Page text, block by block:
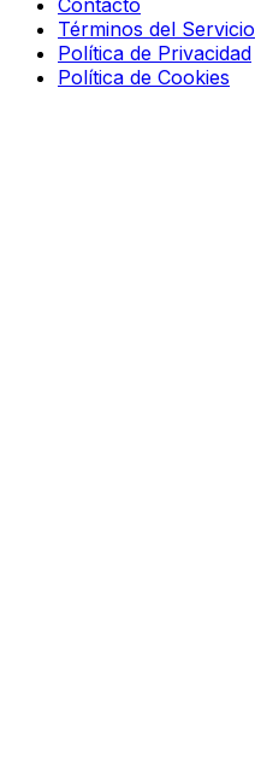
Contacto
Términos del Servicio
Política de Privacidad
Política de Cookies